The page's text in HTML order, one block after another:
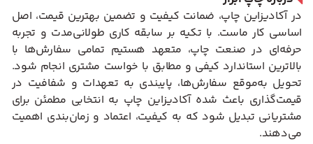
در آکادیزاین چاپ، ضمانت کیفیت و تضمین بهترین قیمت، اصل
اساسی کار ماست. با تکیه بر سابقه کاری طولانی‌مدت و تجربه
حرفه‌ای در صنعت چاپ، متعهد هستیم تمامی سفارش‌ها با
بالاترین استاندارد کیفی و مطابق با خواست مشتری انجام شود.
تحویل به‌موقع سفارش‌ها، پایبندی به تعهدات و شفافیت در
قیمت‌گذاری باعث شده آکادیزاین چاپ به انتخابی مطمئن برای
مشتریانی تبدیل شود که به کیفیت، اعتماد و زمان‌بندی اهمیت
می‌دهند.